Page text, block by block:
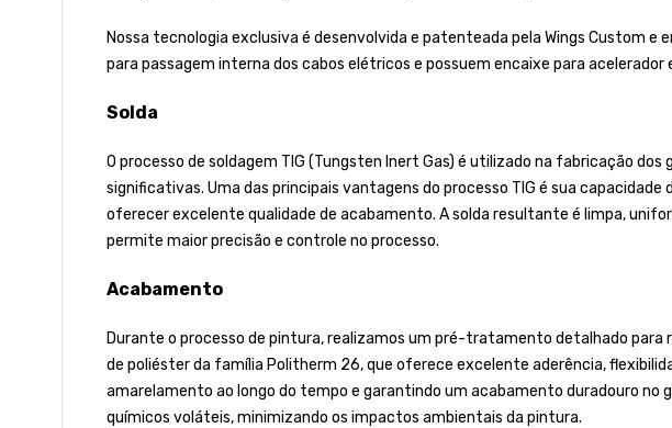
Nossa tecnologia exclusiva é desenvolvida e patenteada pela Wings Custom
para passagem interna dos cabos elétricos e possuem encaixe para acelerador
Solda
O processo de soldagem TIG (Tungsten Inert Gas) é utilizado na fabricação
significativas. Uma das principais vantagens do processo TIG é sua
oferecer excelente qualidade de acabamento. A solda resultante é limpa,
permite maior precisão e controle no processo.
Acabamento
Durante o processo de pintura, realizamos um pré-tratamento detalhado
de poliéster da família Politherm 26, que oferece excelente aderência,
amarelamento ao longo do tempo e garantindo um acabamento duradouro
químicos voláteis, minimizando os impactos ambientais da pintura.